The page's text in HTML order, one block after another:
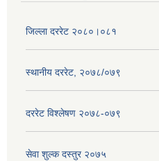
जिल्ला दररेट २०८०।०८१
स्थानीय दररेट, २०७८/०७९
दररेट विश्लेषण २०७८-०७९
सेवा शुल्क दस्तुर २०७५